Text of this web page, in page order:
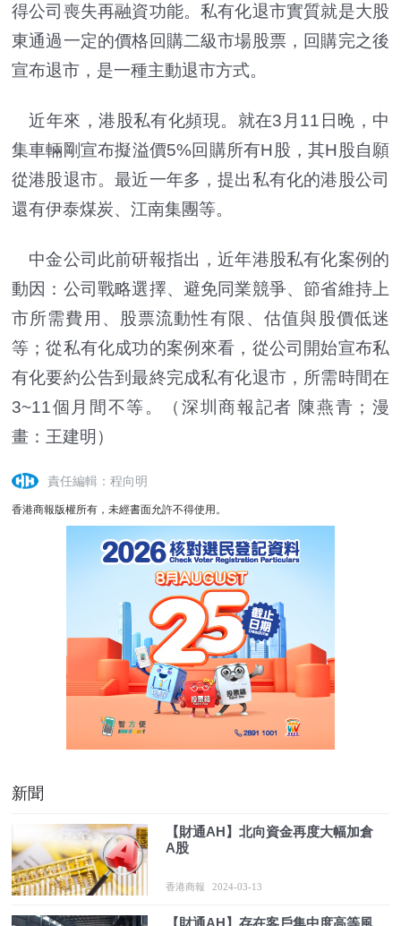
得公司喪失再融資功能。私有化退市實質就是大股
東通過一定的價格回購二級市場股票，回購完之後
宣布退市，是一種主動退市方式。
近年來，港股私有化頻現。就在3月11日晚，中
集車輛剛宣布擬溢價5%回購所有H股，其H股自願
從港股退市。最近一年多，提出私有化的港股公司
還有伊泰煤炭、江南集團等。
中金公司此前研報指出，近年港股私有化案例的
動因：公司戰略選擇、避免同業競爭、節省維持上
市所需費用、股票流動性有限、估值與股價低迷
等；從私有化成功的案例來看，從公司開始宣布私
有化要約公告到最終完成私有化退市，所需時間在
3~11個月間不等。
（深圳商報記者 陳燕青； 漫
畫：王建明 ）
責任編輯：程向明
香港商報版權所有，未經書面允許不得使用。
新聞
【財通AH】北向資金再度大幅加倉
A股
香港商報 2024-03-13
【財通AH】存在客戶集中度高等風